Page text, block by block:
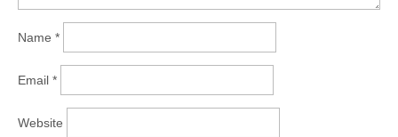
Name *
Email *
Website